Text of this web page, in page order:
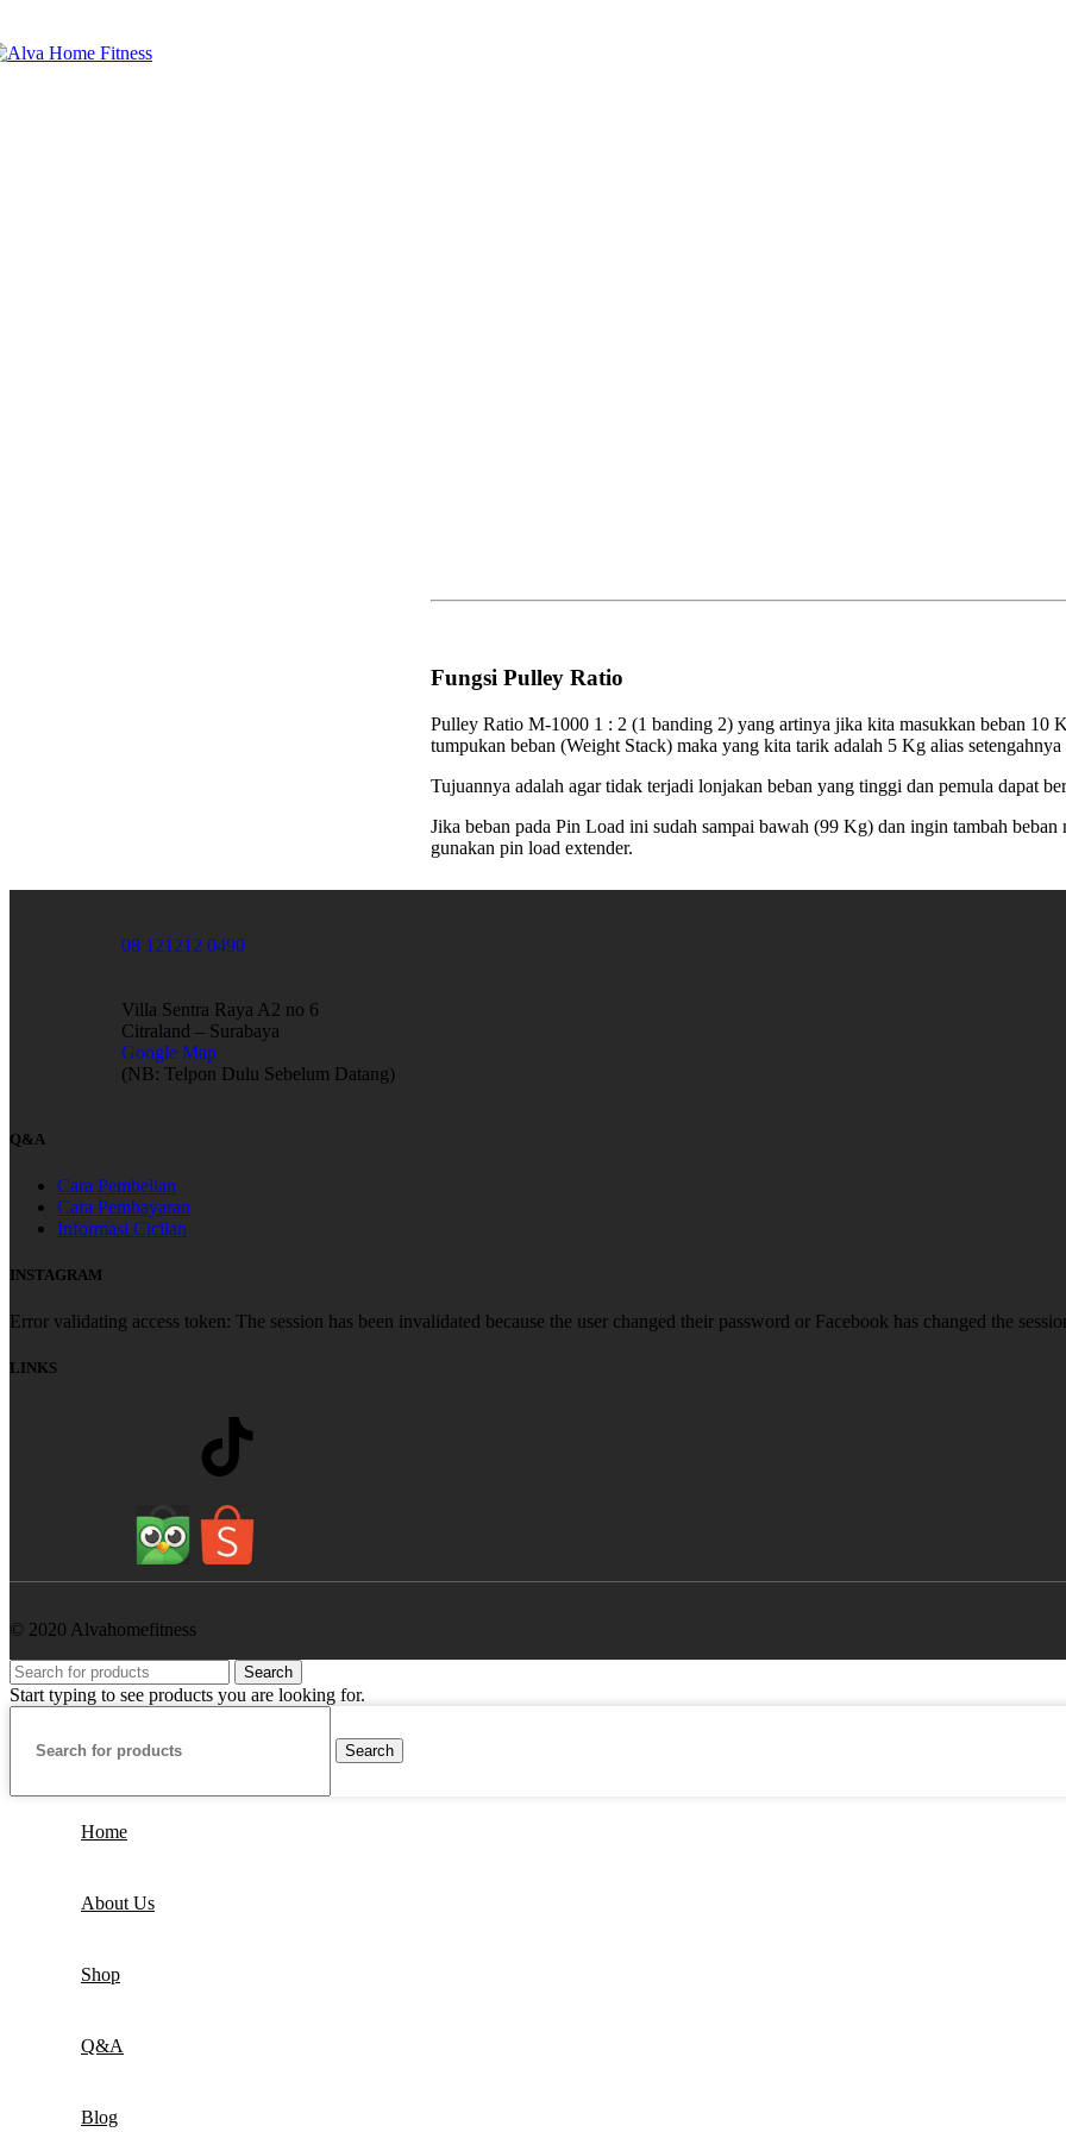
Fungsi Pulley Ratio
Pulley Ratio M-1000 1 : 2 (1 banding 2) yang artinya jika kita masukkan beban 10
tumpukan beban (Weight Stack) maka yang kita tarik adalah 5 Kg alias setengahnya
Tujuannya adalah agar tidak terjadi lonjakan beban yang tinggi dan pemula dapat
Jika beban pada Pin Load ini sudah sampai bawah (99 Kg) dan ingin tambah beban
gunakan pin load extender.
08 121212 0490
Villa Sentra Raya A2 no 6
Citraland – Surabaya
Google Map
(NB: Telpon Dulu Sebelum Datang)
Q&A
Cara Pembelian
Cara Pembayaran
Informasi Cicilan
INSTAGRAM
Error validating access token: The session has been invalidated because the user changed their password or Facebook has changed the
LINKS
© 2020 Alvahomefitness
Search
Start typing to see products you are looking for.
Search
Home
About Us
Shop
Q&A
Blog